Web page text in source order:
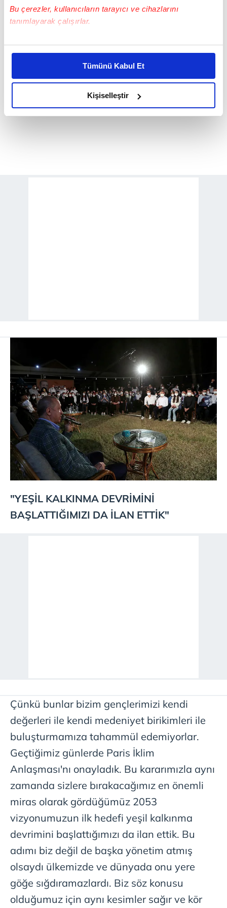
Bu çerezler, kullanıcıların tarayıcı ve cihazlarını
tanımlayarak çalışırlar.
Bu çerezlere izin vermeniz halinde sizlere özel
daha iyi reklam deneyimi yaşatabiliriz. Bunu yaparken
amacımızın size daha iyi bir reklam deneyimi sunmak
olduğunu ve sizlere en iyi içerikleri sunabilmek adına
elimizden gelen çabayı gösterdiğimizi ve bu noktada,
reklamların maliyetlerimizi karşılamak noktasında tek gelir
vasıtasıyla belirleyebilirsiniz. Çerezlere ilişkin detaylı bilgi
için Ayarlar butonuna tıklayabilir,Çerez Bilgilendirme
Metnimizi
ziyaret edebilirsiniz.
6698 sayılı Kişisel Verilerin Korunması Kanunu uyarınca
hazırlanmış Aydınlatma Metnimizi okumak ve sitemizde
ilgili mevzuata uygun olarak kullanılan çerezlerle ilgili bilgi
almak için lütfentıklayınız.
Tümünü Kabul Et
Kişiselleştir
"YEŞİL KALKINMA DEVRİMİNİ
BAŞLATTIĞIMIZI DA İLAN ETTİK"
Çünkü bunlar bizim gençlerimizi kendi
değerleri ile kendi medeniyet birikimleri ile
buluşturmamıza tahammül edemiyorlar.
Geçtiğimiz günlerde Paris İklim
Anlaşması'nı onayladık. Bu kararımızla aynı
zamanda sizlere bırakacağımız en önemli
miras olarak gördüğümüz 2053
vizyonumuzun ilk hedefi yeşil kalkınma
devrimini başlattığımızı da ilan ettik. Bu
adımı biz değil de başka yönetim atmış
olsaydı ülkemizde ve dünyada onu yere
göğe sığdıramazlardı. Biz söz konusu
olduğumuz için aynı kesimler sağır ve kör